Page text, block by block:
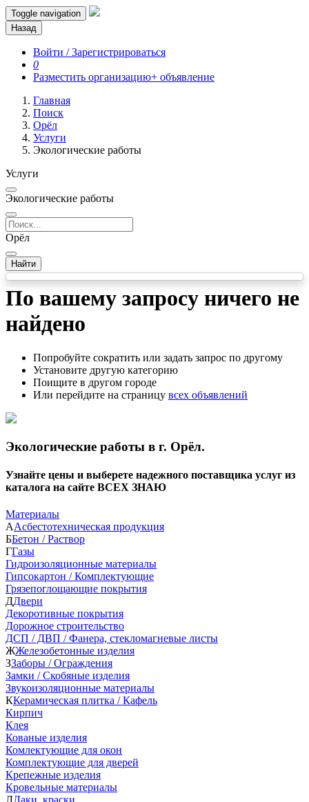
Toggle navigation
Назад
Войти / Зарегистрироваться
0
Разместить организацию+ объявление
Главная
Поиск
Орёл
Услуги
Экологические работы
Услуги
Экологические работы
Орёл
Найти
По вашему запросу ничего не
найдено
Попробуйте сократить или задать запрос по другому
Установите другую категорию
Поищите в другом городе
Или перейдите на страницу всех объявлений
Экологические работы в г. Орёл.
Узнайте цены и выберете надежного поставщика услуг из
каталога на сайте ВСЕХ ЗНАЮ
Материалы
ААсбестотехническая продукция
ББетон / Раствор
ГГазы
Гидроизоляционные материалы
Гипсокартон / Комплектующие
Грязепоглощающие покрытия
ДДвери
Декоротивные покрытия
Дорожное строительство
ДСП / ДВП / Фанера, стекломагневые листы
ЖЖелезобетонные изделия
ЗЗаборы / Ограждения
Замки / Скобяные изделия
Звукоизоляционные материалы
ККерамическая плитка / Кафель
Кирпич
Клея
Кованые изделия
Комлектующие для окон
Комплектующие для дверей
Крепежные изделия
Кровельные материалы